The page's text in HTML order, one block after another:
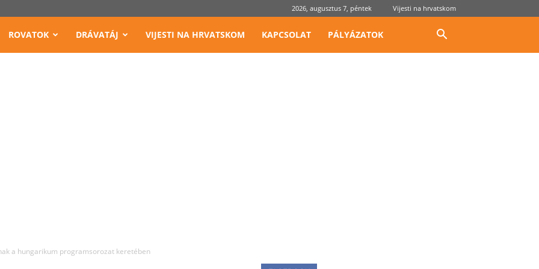
2026, augusztus 7, péntek Vijesti na hrvatskom
ROVATOK DRÁVATÁJ VIJESTI NA HRVATSKOM KAPCSOLAT PÁLYÁZATOK
a hungarikum programsorozat keretében